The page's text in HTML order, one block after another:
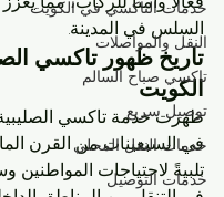
خدمات التاكسي في الكويت
النقل والمواصلات
تاكسي صباح السالم
توصيل سريع
خدمات النقل المحلي
خدمات التوصيل
السلس في المدينة.
تاريخ ظهور تاكسي
الكويت
ظهرت خدمة تاكسي
في السبعينات من القرن
تلبيةً لاحتياجات المواطنين